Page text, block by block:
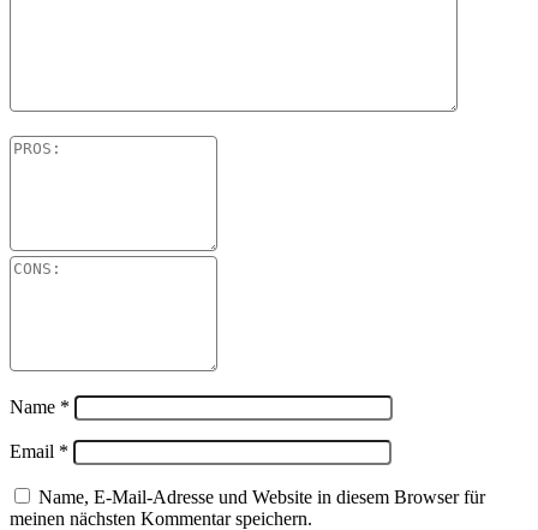
Name *
Email *
Name, E-Mail-Adresse und Website in diesem Browser für
meinen nächsten Kommentar speichern.